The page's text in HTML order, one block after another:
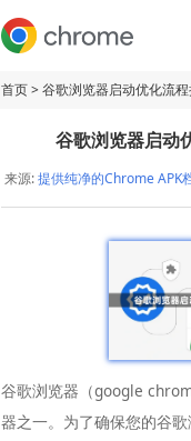
首页> 谷歌浏览器启动优化流
谷歌浏览器启动
来源:提供纯净的Chrome APK
谷歌浏览器（google
器之一。为了确保您的谷